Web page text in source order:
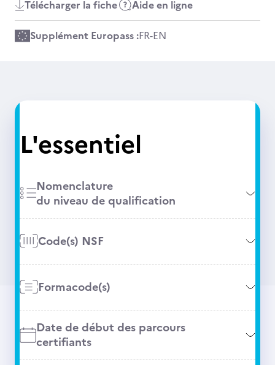
Télécharger la fiche Aide en ligne
Supplément Europass :FR-EN
L'essentiel
Nomenclature
du niveau de qualification
Code(s) NSF
Formacode(s)
Date de début des parcours
certifiants